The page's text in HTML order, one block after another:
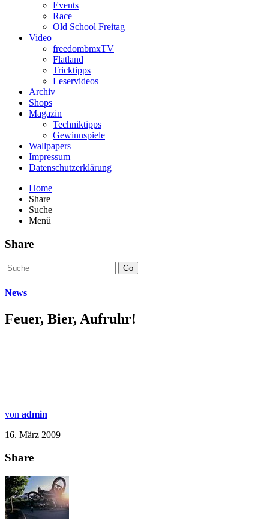
Events
Race
Old School Freitag
Video
freedombmxTV
Flatland
Tricktipps
Leservideos
Archiv
Shops
Magazin
Techniktipps
Gewinnspiele
Wallpapers
Impressum
Datenschutzerklärung
Home
Share
Suche
Menü
Share
Go
News
Feuer, Bier, Aufruhr!
von admin
16. März 2009
Share